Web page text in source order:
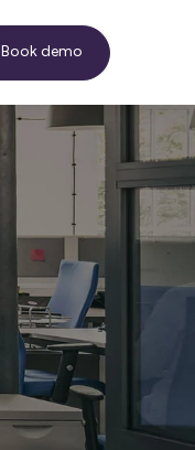
Book demo